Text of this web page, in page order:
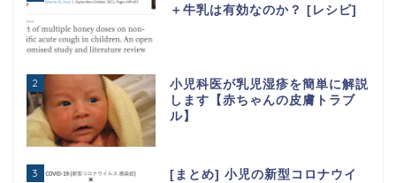
＋牛乳は有効なのか？ [レシピ]
2
小児科医が乳児湿疹を簡単に解説
します【赤ちゃんの皮膚トラブ
ル】
3
[まとめ] 小児の新型コロナウイ